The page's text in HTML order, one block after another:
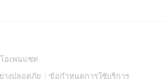
อเพนแชท(Open
in
างปลอดภัย(Open
ข้อกำหนดการใช้บริการ(Open